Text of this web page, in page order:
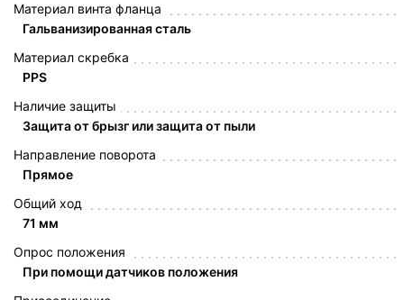
Материал винта фланца
Гальванизированная сталь
Материал скребка
PPS
Наличие защиты
Защита от брызг или защита от пыли
Направление поворота
Прямое
Общий ход
71 мм
Опрос положения
При помощи датчиков положения